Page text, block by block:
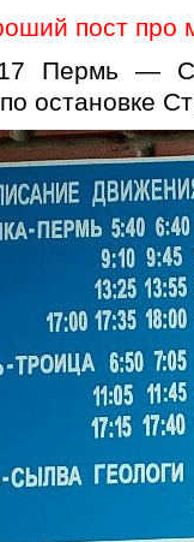
пост про
Пермь —
остановке